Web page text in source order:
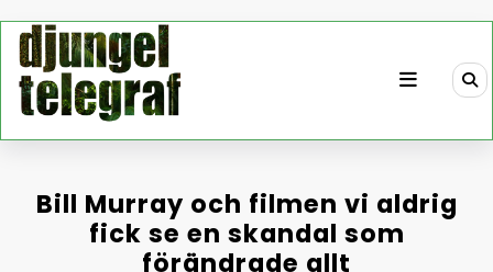
innehåll
Bill Murray och filmen vi aldrig
fick se en skandal som
förändrade allt